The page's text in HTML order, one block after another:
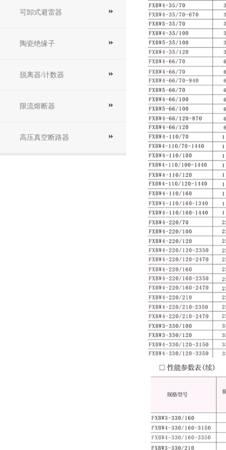
可卸式避雷器
陶瓷绝缘子
脱离器/计数器
限流熔断器
高压真空断路器